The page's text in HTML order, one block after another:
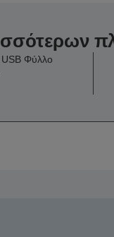
Φύλλο